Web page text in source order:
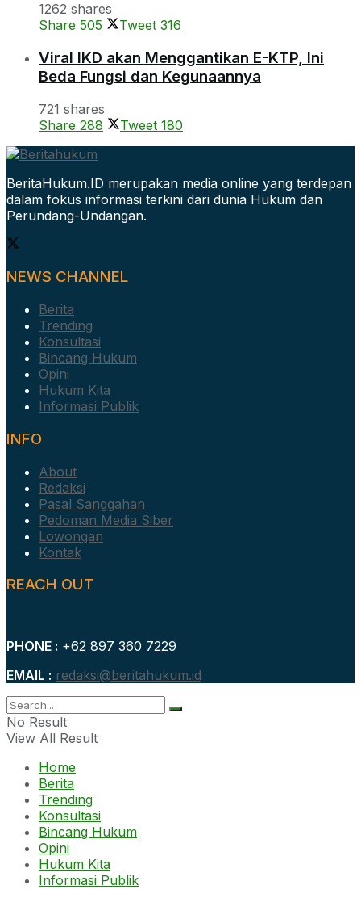
1262 shares
Share 505 Tweet 316
Viral IKD akan Menggantikan E-KTP, Ini
Beda Fungsi dan Kegunaannya
721 shares
Share 288 Tweet 180
BeritaHukum.ID merupakan media online yang terdepan
dalam fokus informasi terkini dari dunia Hukum dan
Perundang-Undangan.
NEWS CHANNEL
Berita
Trending
Konsultasi
Bincang Hukum
Opini
Hukum Kita
Informasi Publik
INFO
About
Redaksi
Pasal Sanggahan
Pedoman Media Siber
Lowongan
Kontak
REACH OUT
PHONE : +62 897 360 7229
EMAIL : redaksi@beritahukum.id
No Result
View All Result
Home
Berita
Trending
Konsultasi
Bincang Hukum
Opini
Hukum Kita
Informasi Publik